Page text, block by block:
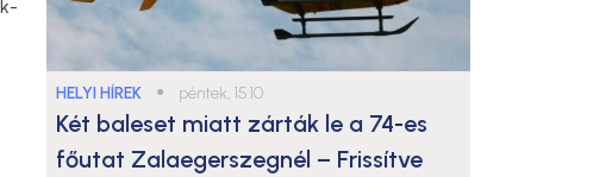
HELYI HÍREK ● péntek, 15:10
Két baleset miatt zárták le a 74-es
főutat Zalaegerszegnél – Frissítve